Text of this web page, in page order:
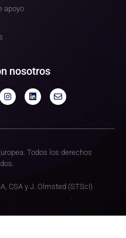
apoyo
nosotros
Todos los derechos
CSA y J. Olmsted (STScI)